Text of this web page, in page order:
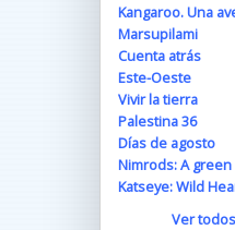
Kangaroo. Una
Marsupilami
Cuenta atrás
Este-Oeste
Vivir la tierra
Palestina 36
Días de agosto
Nimrods: A
Katseye: Wild
Ver